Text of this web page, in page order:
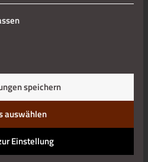
Gruppen, für die eine
speichern
auswählen
Einstellung